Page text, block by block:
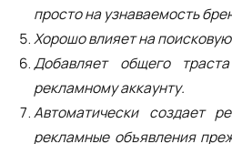
просто на узнаваемость
Хорошо влияет на
Добавляет общего
рекламному аккаунту.
Автоматически создает
рекламные объявления